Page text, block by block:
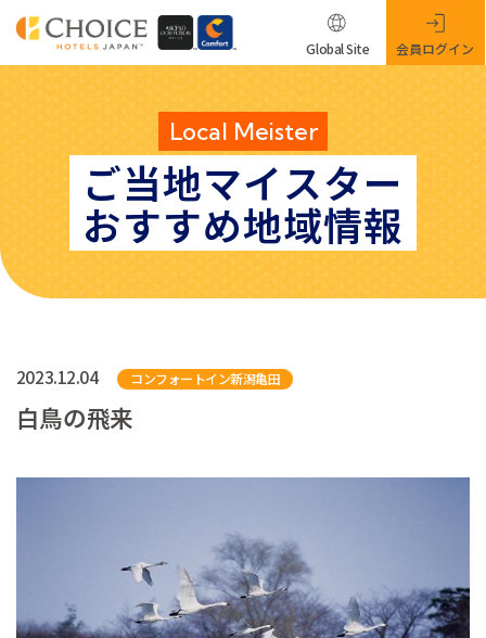
Local Meister
ご当地マイスター
おすすめ地域情報
Global Site 会員ログイン
2023.12.04 コンフォートイン新潟亀田
白鳥の飛来